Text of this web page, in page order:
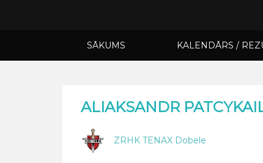
SĀKUMS KALENDĀRS /
ALIAKSANDR
ZRHK TENAX Dobele